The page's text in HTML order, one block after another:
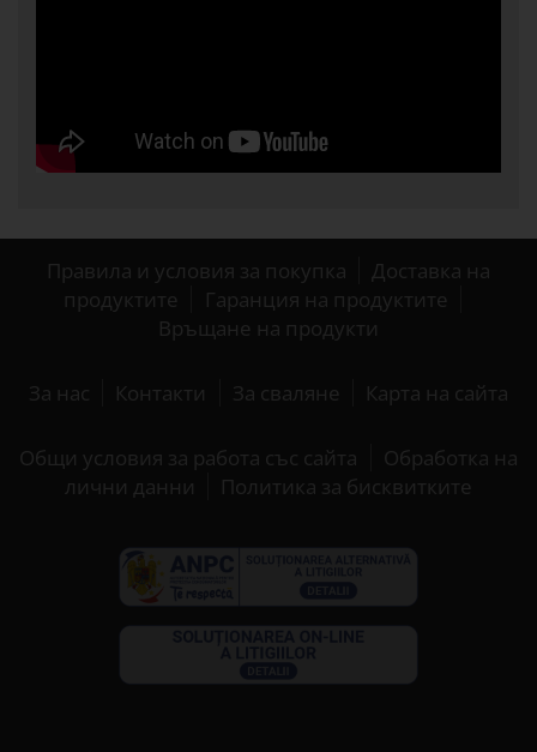
Правила и условия за покупка
Доставка на
продуктите
Гаранция на продуктите
Връщане на продукти
За нас Контакти За сваляне Карта на сайта
Общи условия за работа със сайта
Обработка на
лични данни
Политика за бисквитките